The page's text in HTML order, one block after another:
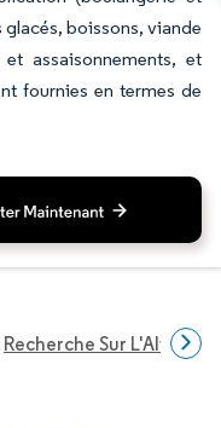
boissons, viande
assaisonnements, et
fournies en termes de
Recherche Sur